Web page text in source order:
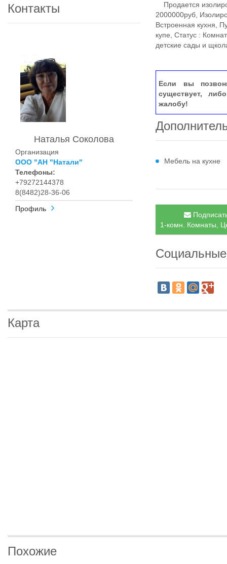
Контакты
Наталья Соколова
Организация
ООО "АН "Натали"
Телефоны:
+79272144378
8(8482)28-36-06
Профиль
Продается
2000000руб,
Встроенная кухня,
купе, Статус :
детские сады и
Если вы
существует,
жалобу!
Мебель на кухне
1-комн. Комнаты,
Карта
Похожие